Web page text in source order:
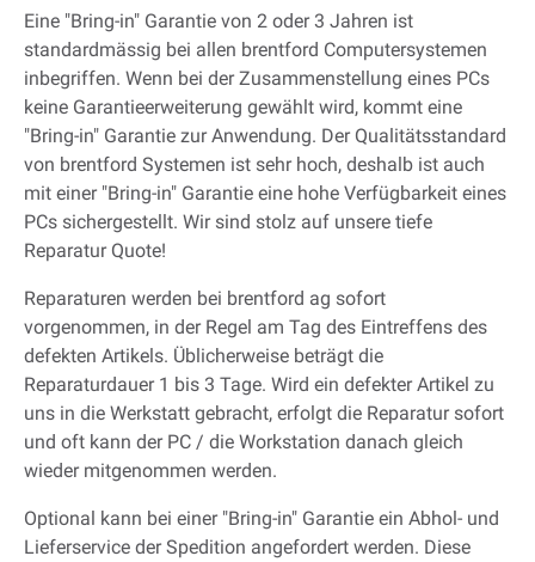
Eine "Bring-in" Garantie von 2 oder 3 Jahren ist
standardmässig bei allen brentford Computersystemen
inbegriffen. Wenn bei der Zusammenstellung eines PCs
keine Garantieerweiterung gewählt wird, kommt eine
"Bring-in" Garantie zur Anwendung. Der Qualitätsstandard
von brentford Systemen ist sehr hoch, deshalb ist auch
mit einer "Bring-in" Garantie eine hohe Verfügbarkeit eines
PCs sichergestellt. Wir sind stolz auf unsere tiefe
Reparatur Quote!
Reparaturen werden bei brentford ag sofort
vorgenommen, in der Regel am Tag des Eintreffens des
defekten Artikels. Üblicherweise beträgt die
Reparaturdauer 1 bis 3 Tage. Wird ein defekter Artikel zu
uns in die Werkstatt gebracht, erfolgt die Reparatur sofort
und oft kann der PC / die Workstation danach gleich
wieder mitgenommen werden.
Optional kann bei einer "Bring-in" Garantie ein Abhol- und
Lieferservice der Spedition angefordert werden. Diese